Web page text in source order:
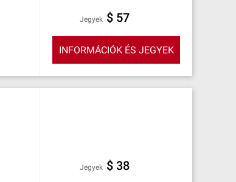
Jegyek $ 57
INFORMÁCIÓK ÉS JEGYEK
Jegyek $ 38